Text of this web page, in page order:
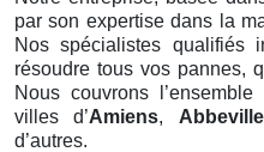
par son expertise dans la
Nos spécialistes qualifiés
résoudre tous vos pannes,
Nous couvrons
villes d’Amiens, Abbeville
d’autres.